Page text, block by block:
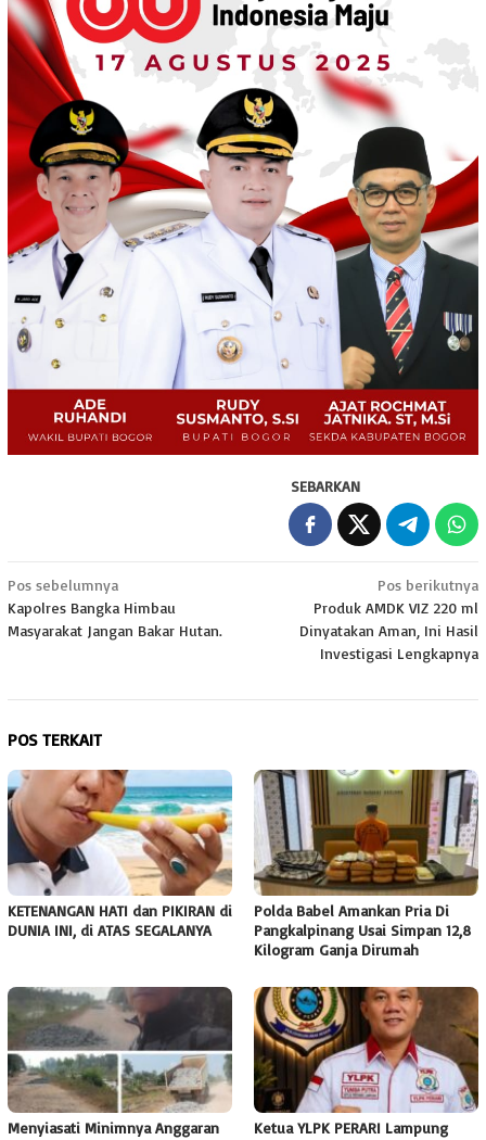
SEBARKAN
Navigasi
pos
Pos sebelumnya
Kapolres Bangka Himbau
Masyarakat Jangan Bakar Hutan.
Pos berikutnya
Produk AMDK VIZ 220 ml
Dinyatakan Aman, Ini Hasil
Investigasi Lengkapnya
POS TERKAIT
KETENANGAN HATI dan PIKIRAN di
DUNIA INI, di ATAS SEGALANYA
Polda Babel Amankan Pria Di
Pangkalpinang Usai Simpan 12,8
Kilogram Ganja Dirumah
Menyiasati Minimnya Anggaran
Ketua YLPK PERARI Lampung